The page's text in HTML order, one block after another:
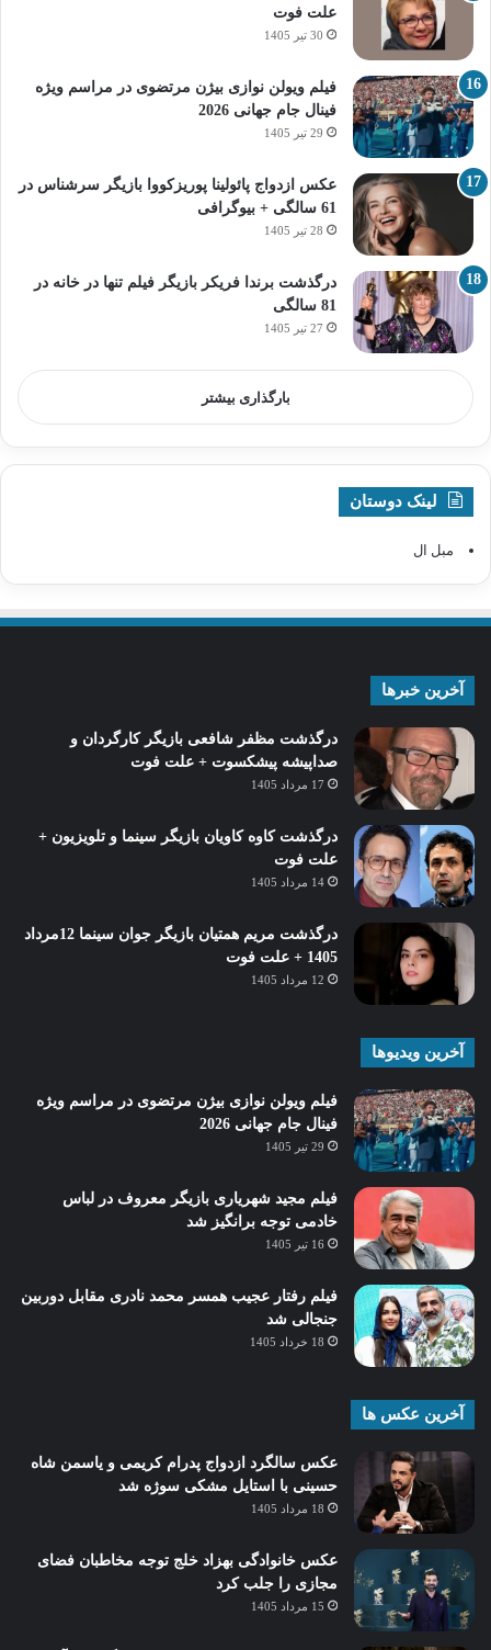
علت فوت
30 تیر 1405
فیلم ویولن نوازی بیژن مرتضوی در مراسم ویژه
فینال جام جهانی 2026
29 تیر 1405
عکس ازدواج پائولینا پوریزکووا بازیگر سرشناس در
61 سالگی + بیوگرافی
28 تیر 1405
درگذشت برندا فریکر بازیگر فیلم تنها در خانه در
81 سالگی
27 تیر 1405
بارگذاری بیشتر
لینک دوستان
مبل ال
آخرین خبرها
درگذشت مظفر شافعی بازیگر کارگردان و
صداپیشه پیشکسوت + علت فوت
17 مرداد 1405
درگذشت کاوه کاویان بازیگر سینما و تلویزیون +
علت فوت
14 مرداد 1405
درگذشت مریم همتیان بازیگر جوان سینما 12مرداد
1405 + علت فوت
12 مرداد 1405
آخرین ویدیوها
فیلم ویولن نوازی بیژن مرتضوی در مراسم ویژه
فینال جام جهانی 2026
29 تیر 1405
فیلم مجید شهریاری بازیگر معروف در لباس
خادمی توجه برانگیز شد
16 تیر 1405
فیلم رفتار عجیب همسر محمد نادری مقابل دوربین
جنجالی شد
18 خرداد 1405
آخرین عکس ها
عکس سالگرد ازدواج پدرام کریمی و یاسمن شاه‌
حسینی با استایل مشکی سوژه شد
18 مرداد 1405
عکس خانوادگی بهزاد خلج توجه مخاطبان فضای
مجازی را جلب کرد
15 مرداد 1405